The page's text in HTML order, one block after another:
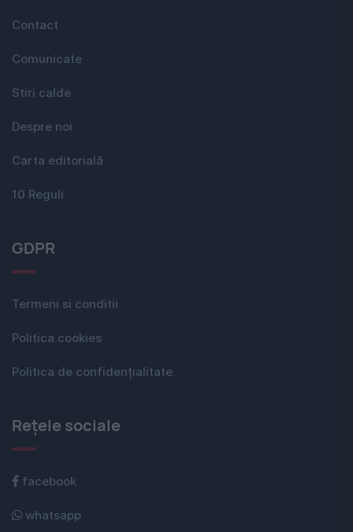
Contact
Comunicate
Stiri calde
Despre noi
Carta editorială
10 Reguli
GDPR
Termeni si conditii
Politica cookies
Politica de confidențialitate
Rețele sociale
facebook
whatsapp